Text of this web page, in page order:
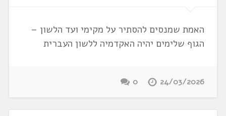
האמת שמנסים להסתיר על מקימי ועד הלשון –
הגוף שלימים יהיה האקדמיה ללשון העברית
24/03/2026
0